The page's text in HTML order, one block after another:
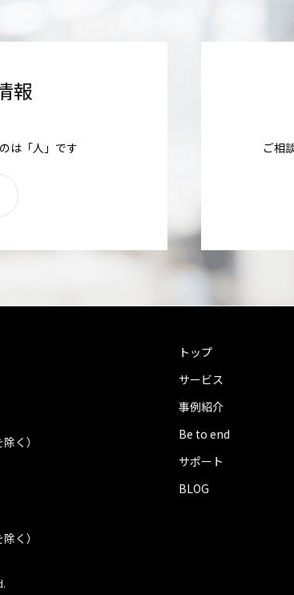
報
は「人」です ご相
く）
く）
トップ
サービス
事例紹介
Be to end
サポート
BLOG